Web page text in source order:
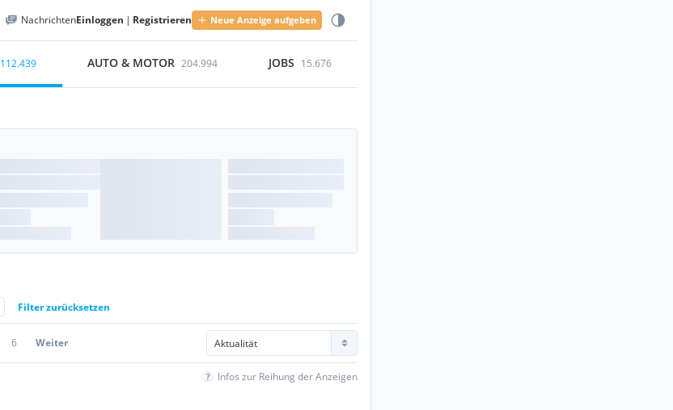
NachrichtenEinloggen | Registrieren Neue Anzeige aufgeben
112.439 AUTO & MOTOR 204.994 JOBS 15.676
Filter zurücksetzen
6 Weiter
Infos zur Reihung der Anzeigen